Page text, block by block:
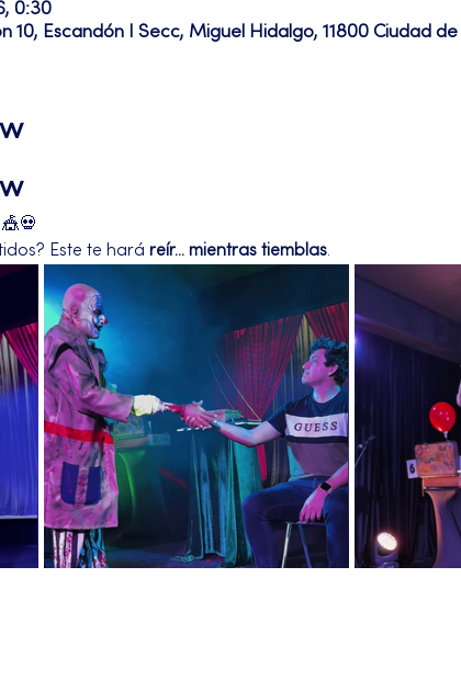
0:30
10, Escandón I Secc, Miguel Hidalgo, 11800 Ciudad
Este te hará reír... mientras tiemblas.